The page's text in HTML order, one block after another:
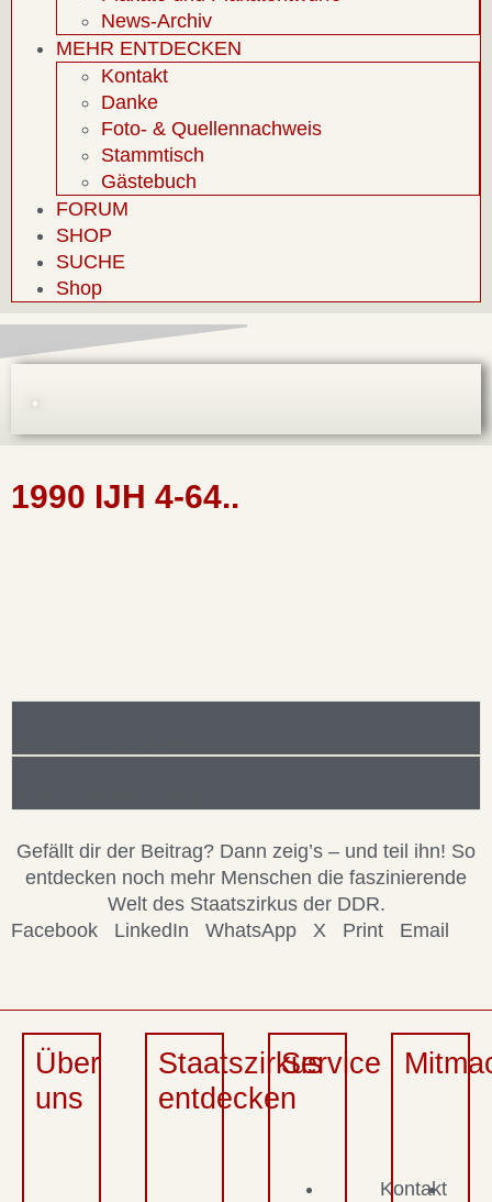
News-Archiv
MEHR ENTDECKEN
Kontakt
Danke
Foto- & Quellennachweis
Stammtisch
Gästebuch
FORUM
SHOP
SUCHE
Shop
1990 IJH 4-64..
Gefällt dir der Beitrag? Dann zeig’s – und teil ihn! So
entdecken noch mehr Menschen die faszinierende
Welt des Staatszirkus der DDR.
Facebook
LinkedIn WhatsApp X Print Email
Über
uns
Staatszirkus
entdecken
Service
Kontakt